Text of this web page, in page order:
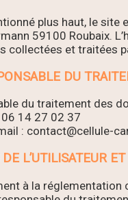
plus haut, le site
59100 Roubaix.
collectées et traitées
DU
du traitement des
06 14 27 02 37
: contact@cellule-
DE L’UTILISATEUR
à la réglementation